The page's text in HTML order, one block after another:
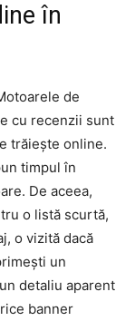
în
de
cu recenzii sunt
trăiește online.
timpul în
De aceea,
o listă scurtă,
o vizită dacă
un
detaliu aparent
banner